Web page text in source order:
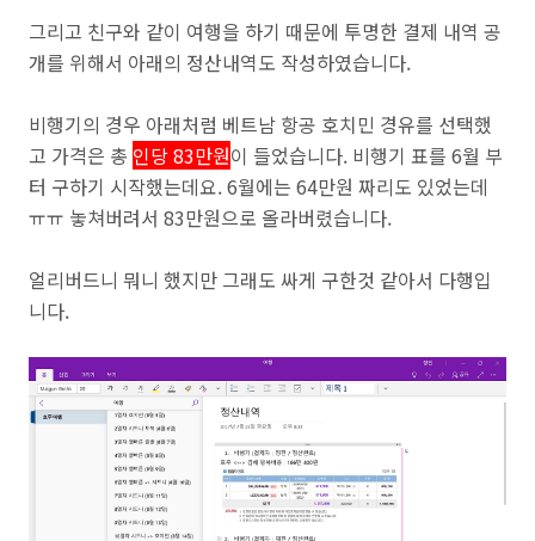
그리고 친구와 같이 여행을 하기 때문에 투명한 결제 내역 공
개를 위해서 아래의 정산내역도 작성하였습니다.
비행기의 경우 아래처럼 베트남 항공 호치민 경유를 선택했
고 가격은 총 인당 83만원이 들었습니다. 비행기 표를 6월 부
터 구하기 시작했는데요. 6월에는 64만원 짜리도 있었는데
ㅠㅠ 놓쳐버려서 83만원으로 올라버렸습니다.
얼리버드니 뭐니 했지만 그래도 싸게 구한것 같아서 다행입
니다.